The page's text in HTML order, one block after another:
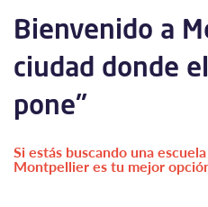
Bienvenido a
ciudad donde
pone"
Si estás buscando una
Montpellier es tu mejor